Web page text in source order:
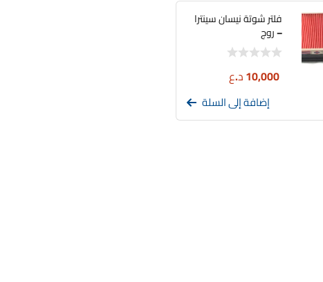
فلتر شوتة نيسان سينترا
– روج
10,000د.ع
إضافة إلى السلة